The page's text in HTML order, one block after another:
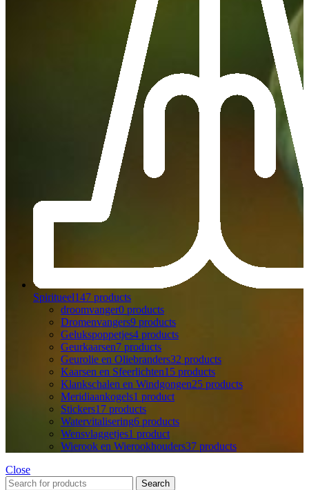
Spiritueel147 products
droomvanger0 products
Dromenvangers9 products
Gelukspoppetjes4 products
Geurkaarsen7 products
Geurolie en Oliebranders32 products
Kaarsen en Sfeerlichten15 products
Klankschalen en Windgongen25 products
Meridiaankogels1 product
Stickers17 products
Watervitalisering6 products
Wensvlaggetjes1 product
Wierook en Wierookhouders37 products
Close
Search